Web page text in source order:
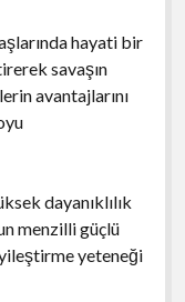
hayati bir
savaşın
avantajlarını
dayanıklılık
menzilli güçlü
yeteneği